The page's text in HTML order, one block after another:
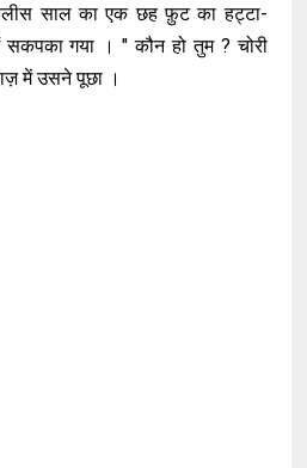
साल का एक छह फ़ुट का हट्टा-
गया । " कौन हो तुम ? चोरी
में उसने पूछा ।